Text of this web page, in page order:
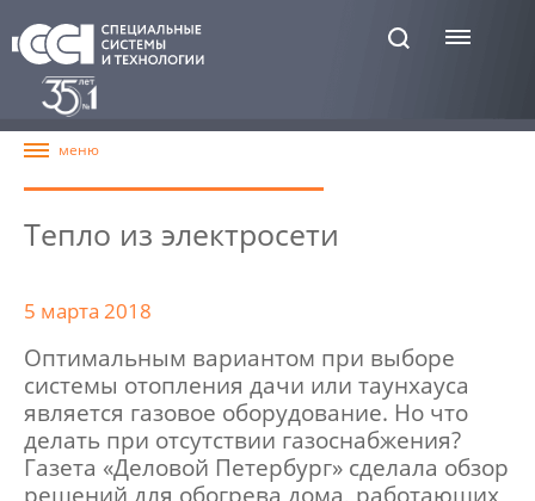
Тепло из электросети
5 марта 2018
Оптимальным вариантом при выборе
системы отопления дачи или таунхауса
является газовое оборудование. Но что
делать при отсутствии газоснабжения?
Газета «Деловой Петербург» сделала обзор